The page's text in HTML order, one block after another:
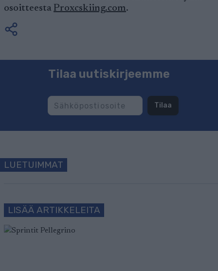
osoitteesta Proxcskiing.com.
Tilaa uutiskirjeemme
Tilaa
LUETUIMMAT
LISÄÄ ARTIKKELEITA